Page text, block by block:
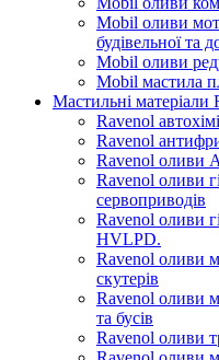
Mobil оливи
будівельної та
Mobil оливи
Mobil мастила
Мастильні матеріали
Ravenol
Ravenol
Ravenol оливи
Ravenol оливи
сервоприводів
Ravenol оливи
HVLPD.
Ravenol оливи
скутерів
Ravenol оливи
та бусів
Ravenol оливи